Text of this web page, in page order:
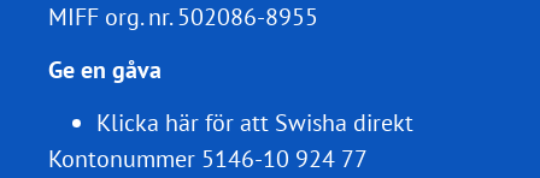
MIFF org. nr.502086-8955
Ge en gåva
Klicka här för att Swisha direkt
Kontonummer 5146-10 924 77